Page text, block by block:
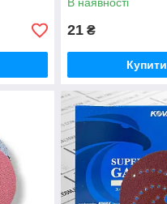
21 ₴
Купити